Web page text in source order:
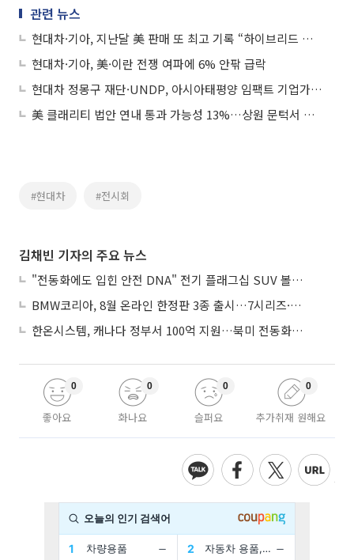
관련 뉴스
현대차·기아, 지난달 美 판매 또 최고 기록 “하이브리드 실적 호조”
현대차·기아, 美·이란 전쟁 여파에 6% 안팎 급락
현대차 정몽구 재단·UNDP, 아시아태평양 임팩트 기업가 육성 프로그램 출범
美 클래리티 법안 연내 통과 가능성 13%…상원 문턱서 제동
#현대차 #전시회
김채빈 기자의 주요 뉴스
"전동화에도 입힌 안전 DNA" 전기 플래그십 SUV 볼보 'EX90'
BMW코리아, 8월 온라인 한정판 3종 출시…7시리즈·X7·M340i 투어링
한온시스템, 캐나다 정부서 100억 지원…북미 전동화 시장 가속
좋아요
0
화나요
0
슬퍼요
0
추가취재 원해요
0